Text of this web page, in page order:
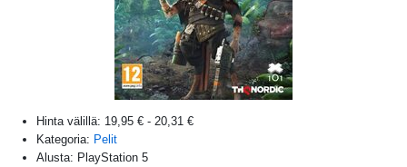
Hinta välillä: 19,95 € - 20,31 €
Kategoria: Pelit
Alusta: PlayStation 5